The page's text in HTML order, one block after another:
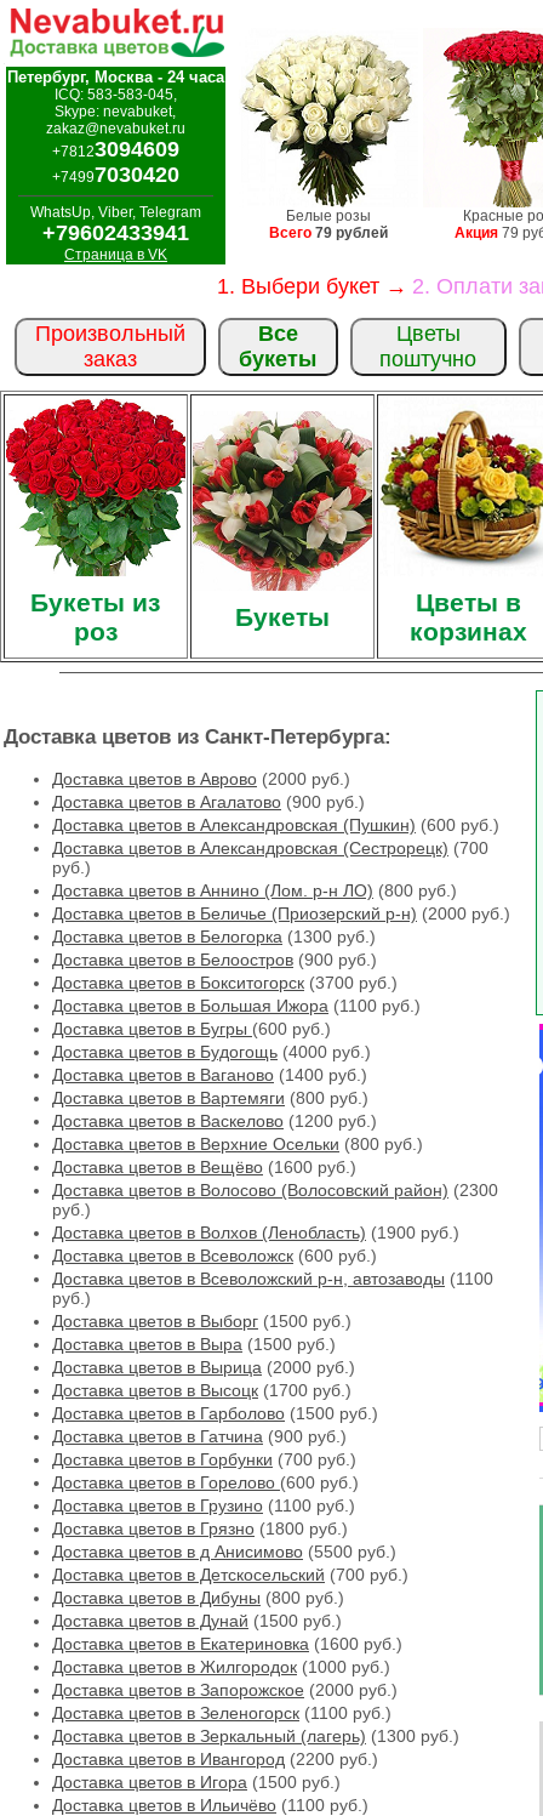
Петербург, Москва - 24 часа
ICQ: 583-583-045,
Skype: nevabuket,
zakaz@nevabuket.ru
+78123094609
+74997030420
WhatsUp, Viber, Telegram
+79602433941
Страница в VK
Белые розы
Всего 79 рублей
Красные
Акция 79
1. Выбери букет → 2. Оплати
Произвольный
заказ
Все
букеты
Цветы
поштучно
Букеты из
роз
Букеты
Цветы в
корзинах
Доставка цветов из Санкт-Петербурга:
Доставка цветов в Аврово (2000 руб.)
Доставка цветов в Агалатово (900 руб.)
Доставка цветов в Александровская (Пушкин) (600 руб.)
Доставка цветов в Александровская (Сестрорецк) (700
руб.)
Доставка цветов в Аннино (Лом. р-н ЛО) (800 руб.)
Доставка цветов в Беличье (Приозерский р-н) (2000 руб.)
Доставка цветов в Белогорка (1300 руб.)
Доставка цветов в Белоостров (900 руб.)
Доставка цветов в Бокситогорск (3700 руб.)
Доставка цветов в Большая Ижора (1100 руб.)
Доставка цветов в Бугры (600 руб.)
Доставка цветов в Будогощь (4000 руб.)
Доставка цветов в Ваганово (1400 руб.)
Доставка цветов в Вартемяги (800 руб.)
Доставка цветов в Васкелово (1200 руб.)
Доставка цветов в Верхние Осельки (800 руб.)
Доставка цветов в Вещёво (1600 руб.)
Доставка цветов в Волосово (Волосовский район) (2300
руб.)
Доставка цветов в Волхов (Ленобласть) (1900 руб.)
Доставка цветов в Всеволожск (600 руб.)
Доставка цветов в Всеволожский р-н, автозаводы (1100
руб.)
Доставка цветов в Выборг (1500 руб.)
Доставка цветов в Выра (1500 руб.)
Доставка цветов в Вырица (2000 руб.)
Доставка цветов в Высоцк (1700 руб.)
Доставка цветов в Гарболово (1500 руб.)
Доставка цветов в Гатчина (900 руб.)
Доставка цветов в Горбунки (700 руб.)
Доставка цветов в Горелово (600 руб.)
Доставка цветов в Грузино (1100 руб.)
Доставка цветов в Грязно (1800 руб.)
Доставка цветов в д Анисимово (5500 руб.)
Доставка цветов в Детскосельский (700 руб.)
Доставка цветов в Дибуны (800 руб.)
Доставка цветов в Дунай (1500 руб.)
Доставка цветов в Екатериновка (1600 руб.)
Доставка цветов в Жилгородок (1000 руб.)
Доставка цветов в Запорожское (2000 руб.)
Доставка цветов в Зеленогорск (1100 руб.)
Доставка цветов в Зеркальный (лагерь) (1300 руб.)
Доставка цветов в Ивангород (2200 руб.)
Доставка цветов в Игора (1500 руб.)
Доставка цветов в Ильичёво (1100 руб.)